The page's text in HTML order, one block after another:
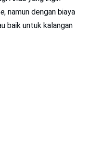
, namun dengan biaya
baik untuk kalangan